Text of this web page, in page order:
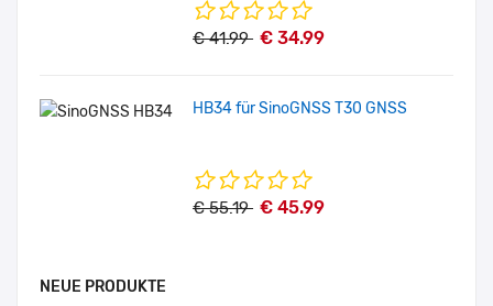
€ 41.99 € 34.99
HB34 für SinoGNSS T30 GNSS
€ 55.19 € 45.99
NEUE PRODUKTE